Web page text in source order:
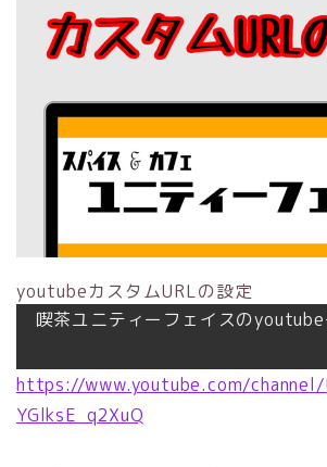
youtubeカスタムURLの設定
喫茶ユニティーフェイスの
https://www.youtube.com/channel/
YGlksE_q2XuQ